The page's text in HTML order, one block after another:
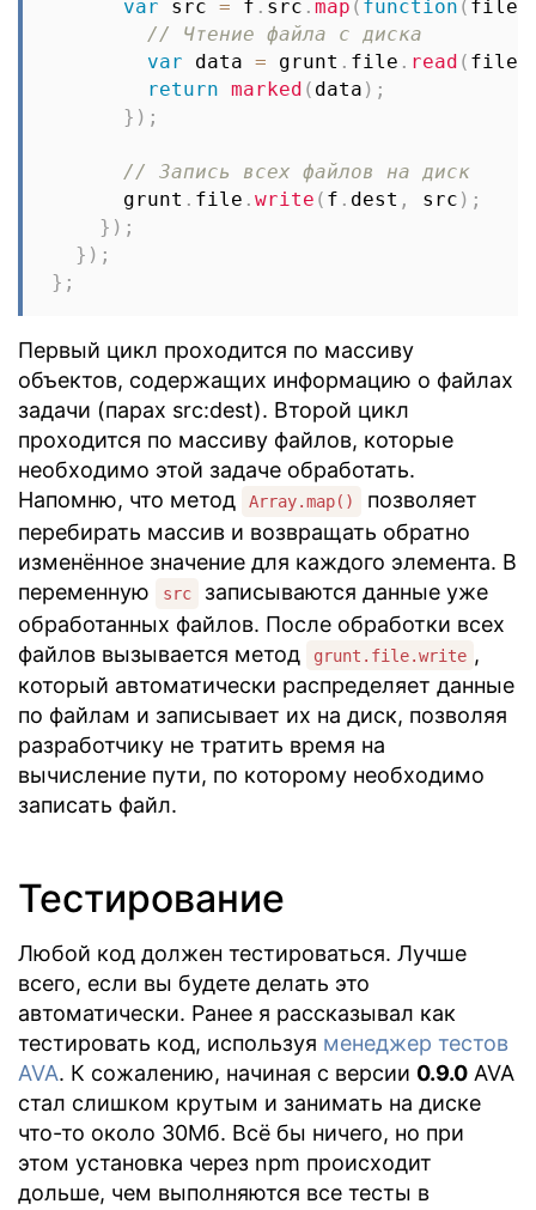
var src = f . src .map ( function (
// Чтение файла с диска
var data = grunt . file . read (
return marked ( data ) ;
} ) ;
// Запись всех файлов на диск
      grunt
. file .write ( f . dest , src ) ;
} ) ;
} ) ;
} ;
Первый цикл проходится по массиву
объектов, содержащих информацию о файлах
задачи (парах src:dest). Второй цикл
проходится по массиву файлов, которые
необходимо этой задаче обработать.
Напомню, что метод
Array.map()
позволяет
перебирать массив и возвращать обратно
изменённое значение для каждого элемента. В
переменную
src
записываются данные уже
обработанных файлов. После обработки всех
файлов вызывается метод
grunt.file.write ,
который автоматически распределяет данные
по файлам и записывает их на диск, позволяя
разработчику не тратить время на
вычисление пути, по которому необходимо
записать файл.
Тестирование
Любой код должен тестироваться. Лучше
всего, если вы будете делать это
автоматически. Ранее я рассказывал как
тестировать код, используя менеджер тестов
AVA. К сожалению, начиная с версии 0.9.0 AVA
стал слишком крутым и занимать на диске
что-то около 30Мб. Всё бы ничего, но при
этом установка через npm происходит
дольше, чем выполняются все тесты в